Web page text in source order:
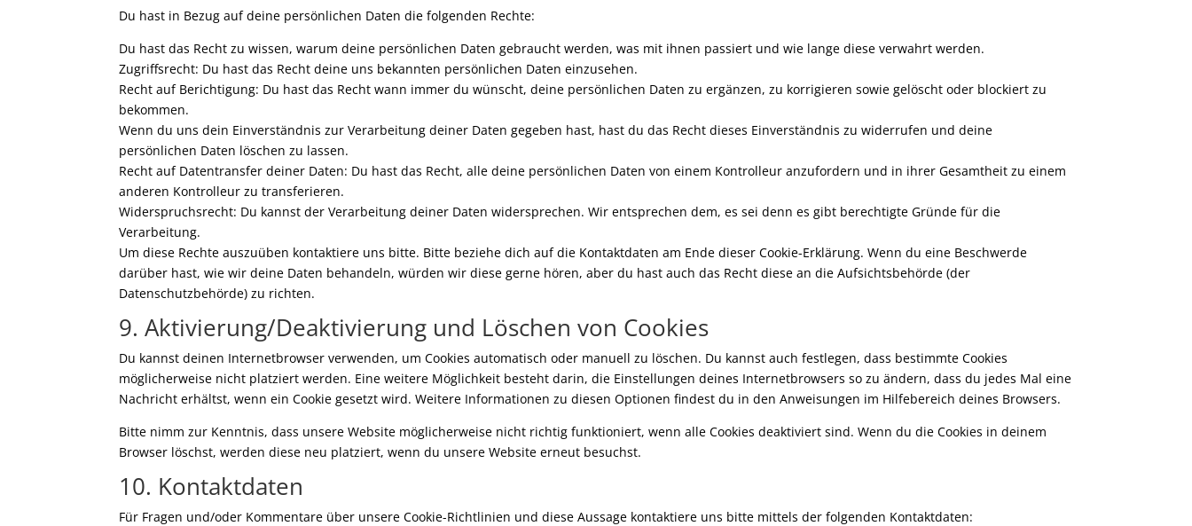
Du hast in Bezug auf deine persönlichen Daten die folgenden Rechte:
Du hast das Recht zu wissen, warum deine persönlichen Daten gebraucht werden, was mit ihnen passiert und wie lange diese verwahrt werden.
Zugriffsrecht: Du hast das Recht deine uns bekannten persönlichen Daten einzusehen.
Recht auf Berichtigung: Du hast das Recht wann immer du wünscht, deine persönlichen Daten zu ergänzen, zu korrigieren sowie gelöscht oder blockiert zu
bekommen.
Wenn du uns dein Einverständnis zur Verarbeitung deiner Daten gegeben hast, hast du das Recht dieses Einverständnis zu widerrufen und deine
persönlichen Daten löschen zu lassen.
Recht auf Datentransfer deiner Daten: Du hast das Recht, alle deine persönlichen Daten von einem Kontrolleur anzufordern und in ihrer Gesamtheit zu einem
anderen Kontrolleur zu transferieren.
Widerspruchsrecht: Du kannst der Verarbeitung deiner Daten widersprechen. Wir entsprechen dem, es sei denn es gibt berechtigte Gründe für die
Verarbeitung.
Um diese Rechte auszuüben kontaktiere uns bitte. Bitte beziehe dich auf die Kontaktdaten am Ende dieser Cookie-Erklärung. Wenn du eine Beschwerde
darüber hast, wie wir deine Daten behandeln, würden wir diese gerne hören, aber du hast auch das Recht diese an die Aufsichtsbehörde (der
Datenschutzbehörde) zu richten.
9. Aktivierung/Deaktivierung und Löschen von Cookies
Du kannst deinen Internetbrowser verwenden, um Cookies automatisch oder manuell zu löschen. Du kannst auch festlegen, dass bestimmte Cookies
möglicherweise nicht platziert werden. Eine weitere Möglichkeit besteht darin, die Einstellungen deines Internetbrowsers so zu ändern, dass du jedes Mal eine
Nachricht erhältst, wenn ein Cookie gesetzt wird. Weitere Informationen zu diesen Optionen findest du in den Anweisungen im Hilfebereich deines Browsers.
Bitte nimm zur Kenntnis, dass unsere Website möglicherweise nicht richtig funktioniert, wenn alle Cookies deaktiviert sind. Wenn du die Cookies in deinem
Browser löschst, werden diese neu platziert, wenn du unsere Website erneut besuchst.
10. Kontaktdaten
Für Fragen und/oder Kommentare über unsere Cookie-Richtlinien und diese Aussage kontaktiere uns bitte mittels der folgenden Kontaktdaten: